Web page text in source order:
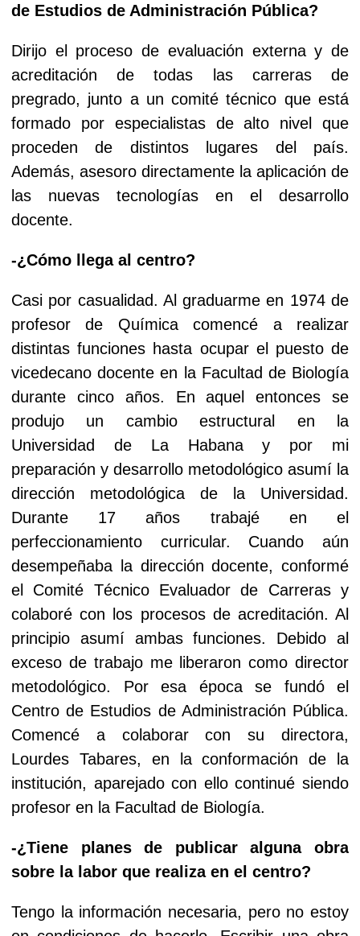
de Estudios de Administración Pública?
Dirijo el proceso de evaluación externa y de
acreditación de todas las carreras de
pregrado, junto a un comité técnico que está
formado por especialistas de alto nivel que
proceden de distintos lugares del país.
Además, asesoro directamente la aplicación de
las nuevas tecnologías en el desarrollo
docente.
-¿Cómo llega al centro?
Casi por casualidad. Al graduarme en 1974 de
profesor de Química comencé a realizar
distintas funciones hasta ocupar el puesto de
vicedecano docente en la Facultad de Biología
durante cinco años. En aquel entonces se
produjo un cambio estructural en la
Universidad de La Habana y por mi
preparación y desarrollo metodológico asumí la
dirección metodológica de la Universidad.
Durante 17 años trabajé en el
perfeccionamiento curricular. Cuando aún
desempeñaba la dirección docente, conformé
el Comité Técnico Evaluador de Carreras y
colaboré con los procesos de acreditación. Al
principio asumí ambas funciones. Debido al
exceso de trabajo me liberaron como director
metodológico. Por esa época se fundó el
Centro de Estudios de Administración Pública.
Comencé a colaborar con su directora,
Lourdes Tabares, en la conformación de la
institución, aparejado con ello continué siendo
profesor en la Facultad de Biología.
-¿Tiene planes de publicar alguna obra
sobre la labor que realiza en el centro?
Tengo la información necesaria, pero no estoy